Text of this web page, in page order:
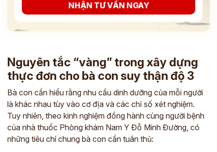
NHẬN TƯ VẤN NGAY
Nguyên tắc “vàng” trong xây dựng
thực đơn cho bà con suy thận độ 3
Bà con cần hiểu rằng nhu cầu dinh dưỡng của mỗi người
là khác nhau tùy vào cơ địa và các chỉ số xét nghiệm.
Tuy nhiên, theo kinh nghiệm đồng hành cùng người bệnh
của nhà thuốc Phòng khám Nam Y Đỗ Minh Đường, có
những tiêu chí chung bà con cần tuân thủ: